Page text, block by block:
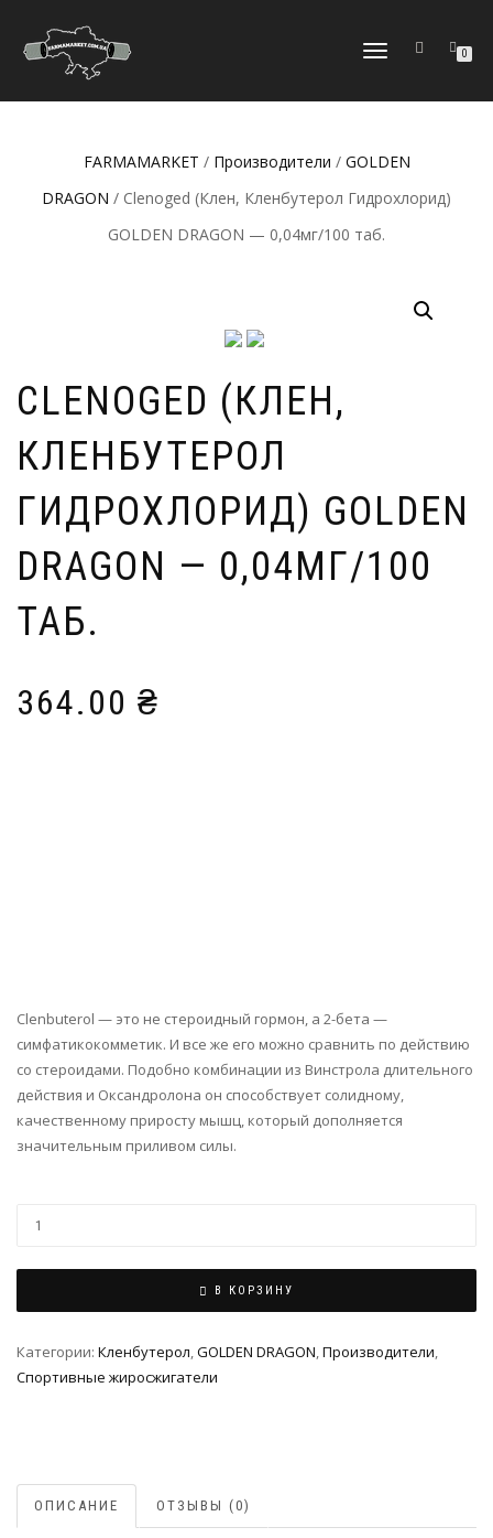
ПЕРЕКЛЮЧИТЬ
0
FARMAMARKET / Производители / GOLDEN
DRAGON / Clenoged (Клен, Кленбутерол Гидрохлорид)
GOLDEN DRAGON — 0,04мг/100 таб.
CLENOGED (КЛЕН,
КЛЕНБУТЕРОЛ
ГИДРОХЛОРИД) GOLDEN
DRAGON — 0,04МГ/100
ТАБ.
364.00 ₴
Clenbuterol — это не стероидный гормон, а 2-бета —
симфатикокомметик. И все же его можно сравнить по действию
со стероидами. Подобно комбинации из Винстрола длительного
действия и Оксандролона он способствует солидному,
качественному приросту мышц, который дополняется
значительным приливом силы.
В КОРЗИНУ
Категории: Кленбутерол,GOLDEN DRAGON,Производители,
Спортивные жиросжигатели
ОПИСАНИЕ ОТЗЫВЫ (0)